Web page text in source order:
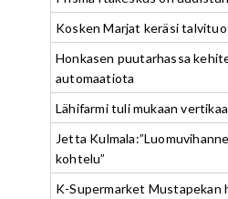
Kosken Marjat keräsi
Honkasen puutarhassa
automaatiota
Lähifarmi tuli mukaan
Jetta
kohtelu”
K-Supermarket Mustapekan